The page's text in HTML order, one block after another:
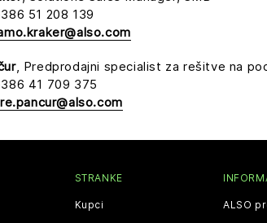
51 208 139
, Predprodajni specialist za rešitve na
41 709 375
STRANKE
Kupci ALSO